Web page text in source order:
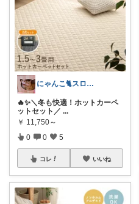
にゃんこ🐈スローです🐢💦
🔥✨＼冬も快適！ホットカーペ
ットセット／ ...
￥ 11,750～
0 0 5
コレ いいね